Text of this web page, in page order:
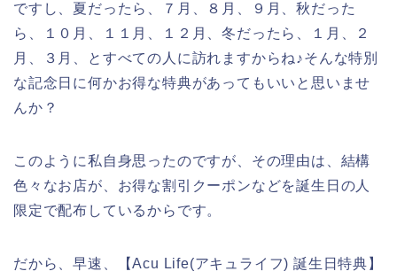
ですし、夏だったら、７月、８月、９月、秋だった
ら、１０月、１１月、１２月、冬だったら、１月、２
月、３月、とすべての人に訪れますからね♪そんな特別
な記念日に何かお得な特典があってもいいと思いませ
んか？
このように私自身思ったのですが、その理由は、結構
色々なお店が、お得な割引クーポンなどを誕生日の人
限定で配布しているからです。
だから、早速、【Acu Life(アキュライフ) 誕生日特典】